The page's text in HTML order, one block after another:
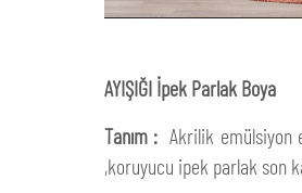
AYIŞIĞI İpek Parlak Boya
Tanım : Akrilik emülsiyon
,koruyucu ipek parlak son